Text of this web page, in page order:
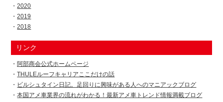
2020
2019
2018
リンク
阿部商会公式ホームページ
THULEルーフキャリアここだけの話
ビルシュタイン日記。足回りに興味がある人へのマニアックブログ
本国アメ車業界の流れがわかる！最新アメ車トレンド情報満載ブログ